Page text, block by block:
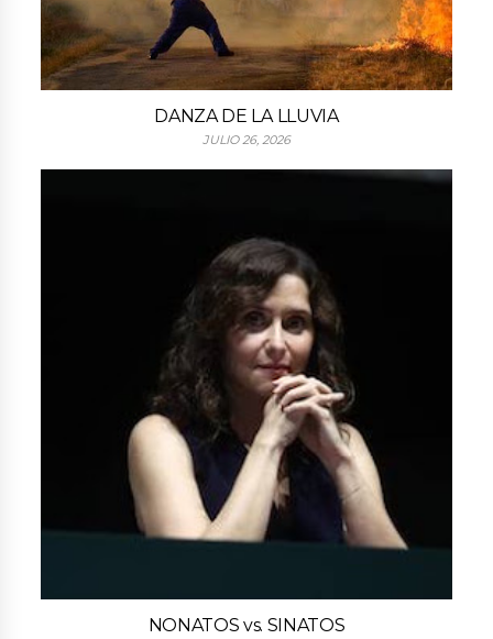
DANZA DE LA LLUVIA
JULIO 26, 2026
NONATOS vs. SINATOS